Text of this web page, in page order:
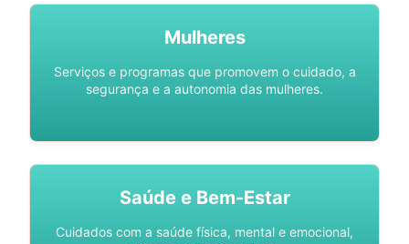
Mulheres
Serviços e programas que promovem o cuidado, a
segurança e a autonomia das mulheres.
Saúde e Bem-Estar
Cuidados com a saúde física, mental e emocional,